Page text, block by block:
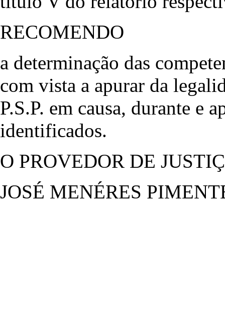
RECOMENDO
a determinação das
com vista a apurar da
P.S.P. em causa, durante e
identificados.
O PROVEDOR DE
JOSÉ MENÉRES